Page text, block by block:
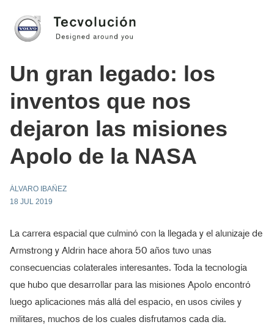
Un gran legado: los
inventos que nos
dejaron las misiones
Apolo de la NASA
ÁLVARO IBAÑEZ
18 JUL 2019
La carrera espacial que culminó con la llegada y el alunizaje de
Armstrong y Aldrin hace ahora 50 años tuvo unas
consecuencias colaterales interesantes. Toda la tecnología
que hubo que desarrollar para las misiones Apolo encontró
luego aplicaciones más allá del espacio, en usos civiles y
militares, muchos de los cuales disfrutamos cada día.